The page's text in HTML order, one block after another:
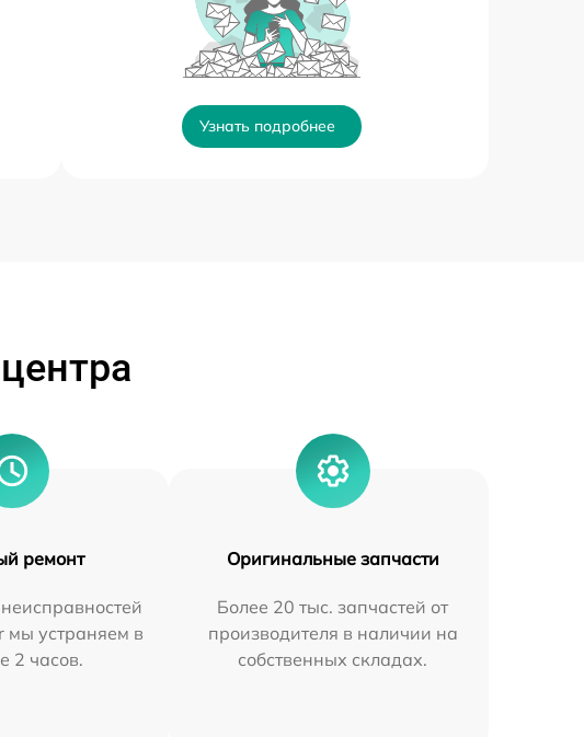
Узнать подробнее
ремонт
мы устраняем в
2 часов.
Оригинальные запчасти
Более 20 тыс. запчастей от
производителя в наличии на
собственных складах.